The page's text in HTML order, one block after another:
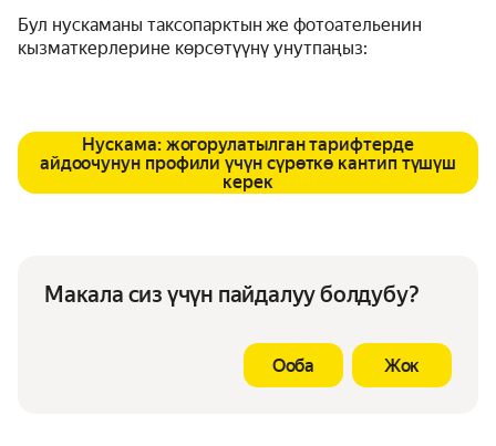
Бул нускаманы таксопарктын же фотоательенин
кызматкерлерине көрсөтүүнү унутпаңыз:
Нускама: жогорулатылган тарифтерде
айдоочунун профили үчүн сүрөткө кантип түшүш
керек
Макала сиз үчүн пайдалуу болдубу?
Ооба Жок